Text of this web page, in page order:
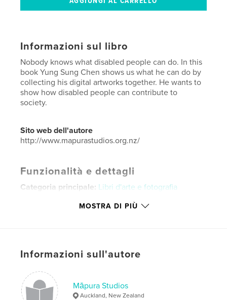
Informazioni sul libro
Nobody knows what disabled people can do. In this
book Yung Sung Chen shows us what he can do by
collecting his digital artworks together. He wants to
show how disabled people can contribute to
society.
Sito web dell'autore
http://www.mapurastudios.org.nz/
Funzionalità e dettagli
Categoria principale: Libri d'arte e fotografia
Categorie aggiuntive Computer e Internet
ISBN
Copertina morbida: 9781034012399
Data di pubblicazione:nov 02, 2020
MOSTRA DI PIÙ
Informazioni sull'autore
Māpura Studios
Auckland, New Zealand